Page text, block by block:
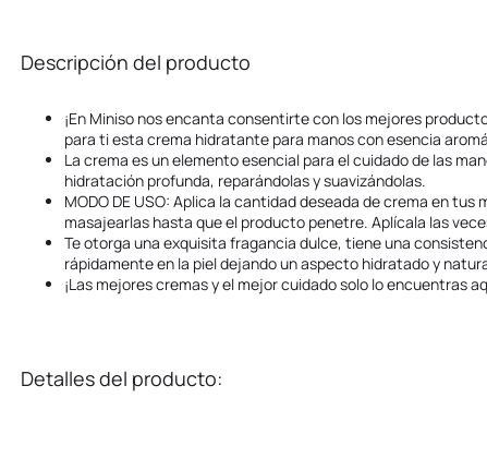
Descripción del producto
¡En Miniso nos encanta consentirte con los mejores
para ti esta crema hidratante para manos con esencia
La crema es un elemento esencial para el cuidado de las
hidratación profunda, reparándolas y suavizándolas.
MODO DE USO: Aplica la cantidad deseada de crema en tus
masajearlas hasta que el producto penetre. Aplícala las
Te otorga una exquisita fragancia dulce, tiene una
rápidamente en la piel dejando un aspecto hidratado y
¡Las mejores cremas y el mejor cuidado solo lo encuentras
Detalles del producto: